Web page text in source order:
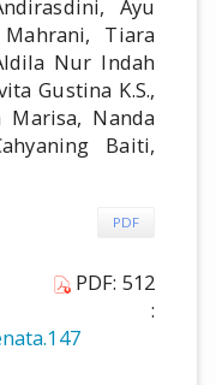
Ayu
Tiara
Nur Indah
Gustina K.S.,
Marisa, Nanda
Baiti,
PDF
PDF: 512
: